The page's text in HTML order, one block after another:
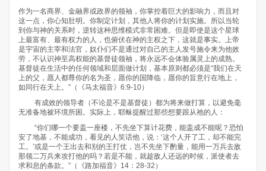
作为一名商界、金融界或政界的领袖，你掌控着巨大的影响力，而且对
这一点，你心知肚明。你制定计划，其他人将你的计划实施。所以当轮
到你与神的关系时，逆转这种思维模式非常困难。但是即使是这个星球
上最富有、最有权力的人，也俯伏在神的主权之下，这就是事实。上帝
是宇宙的主宰和法官，奴仆们不是通过对自己的主人发号施令来为他效
劳，不认识神至高权能的基督徒领袖，将永远不会体验属灵上的成熟。
基督徒在生活中的任何领域和层面做计划，基本原则都必须是“我们在天
上的父，愿人都尊你的名为圣，愿你的国降临，愿你的旨意行在地上，
如同行在天上。”（《马太福音》6:9-10）
有成效的领导者（不论是不是基督徒）都为将来做打算，以避免毫
无准备地被环境所困。实际上，耶稣提醒过那些想要跟从祂的人：
“你们哪一个要盖一座楼，不先坐下算计花费，能盖成不能呢？恐怕
安了地基，不能成功，看见的人笑话他，说：‘这个人开了工，却不能完
工。’或是一个王出去和别的王打仗，岂不先坐下酌量，能用一万兵去敌
那领二万兵来攻打他的吗？若是不能，就趁敌人还远的时候，派使者去
求和息的条款。”（《路加福音》14：28-32）